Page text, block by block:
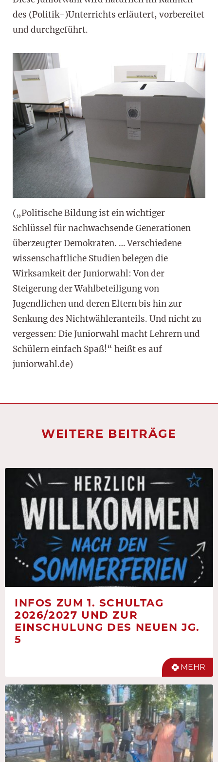
des (Politik-)Unterrichts erläutert, vorbereitet
und durchgeführt.
(„Politische Bildung ist ein wichtiger
Schlüssel für nachwachsende Generationen
überzeugter Demokraten. … Verschiedene
wissenschaftliche Studien belegen die
Wirksamkeit der Juniorwahl: Von der
Steigerung der Wahlbeteiligung von
Jugendlichen und deren Eltern bis hin zur
Senkung des Nichtwähleranteils. Und nicht zu
vergessen: Die Juniorwahl macht Lehrern und
Schülern einfach Spaß!“ heißt es auf
juniorwahl.de)
WEITERE BEITRÄGE
INFOS ZUM 1. SCHULTAG
2026/2027 UND ZUR
EINSCHULUNG DES NEUEN JG.
5
MEHR